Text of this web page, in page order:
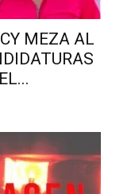
MEZA AL